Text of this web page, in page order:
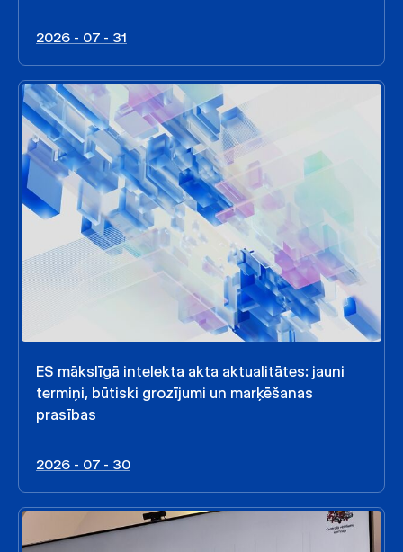
2026 - 07 - 31
ES mākslīgā intelekta akta aktualitātes: jauni
termiņi, būtiski grozījumi un marķēšanas
prasības
2026 - 07 - 30